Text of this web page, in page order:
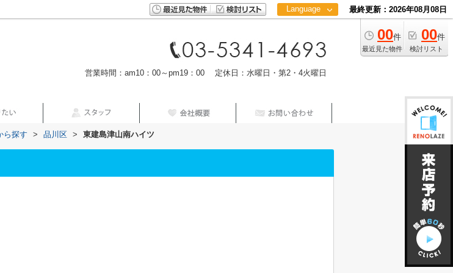
Language
中文
最終更新：2026年08月08日
00件
最近見た物件
00件
検討リスト
営業時間：am10：00～pm19：00 定休日：水曜日・第2・4火曜日
ら探す > 品川区 > 東建島津山南ハイツ